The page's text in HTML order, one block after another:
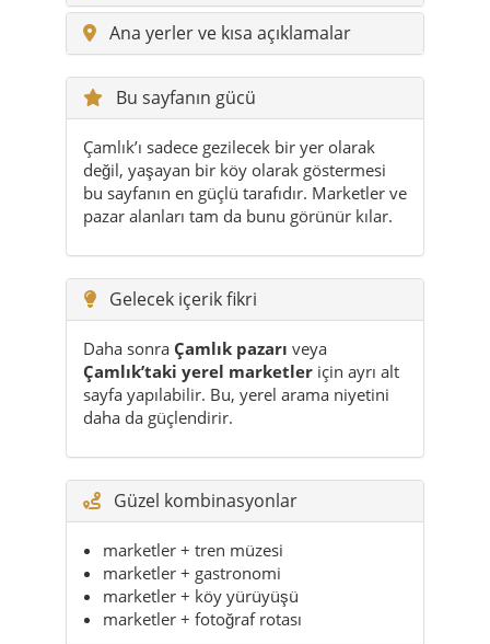
Ana yerler ve kısa açıklamalar
Bu sayfanın gücü
Çamlık’ı sadece gezilecek bir yer olarak
değil, yaşayan bir köy olarak göstermesi
bu sayfanın en güçlü tarafıdır. Marketler ve
pazar alanları tam da bunu görünür kılar.
Gelecek içerik fikri
Daha sonra Çamlık pazarı veya
Çamlık’taki yerel marketler için ayrı alt
sayfa yapılabilir. Bu, yerel arama niyetini
daha da güçlendirir.
Güzel kombinasyonlar
marketler + tren müzesi
marketler + gastronomi
marketler + köy yürüyüşü
marketler + fotoğraf rotası